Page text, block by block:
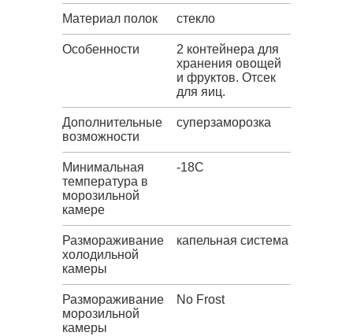
Материал полок стекло
Особенности
2 контейнера для
хранения овощей
и фруктов. Отсек
для яиц.
Дополнительные
возможности
суперзаморозка
Минимальная
температура в
морозильной
камере
-18C
Размораживание
холодильной
камеры
капельная система
Размораживание
морозильной
камеры
No Frost